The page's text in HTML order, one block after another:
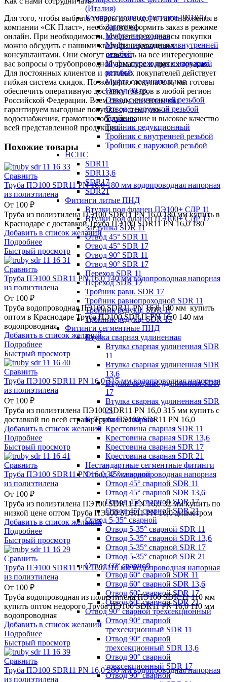
(Италия)
Компрессионные фитинги PN10/16
Заглушка
Муфта переходная
Муфта переходная с внутренней
резьбой
Муфта переходная с наружной
резьбой
Муфта соединительная
Отвод 90 гр.
Отвод с внутренней резьбой
Отвод с наружной резьбой
Тройник
Тройник редукционный
Тройник с внутренней резьбой
Тройник с наружной резьбой
НСПС
SDR11
SDR13,6
SDR17
SDR21
Фитинги литые ПНД
Втулки под фланец ПЭ100+ СДР 11
Втулки под фланец ПЭ100+ СДР 17
Заглушка SDR 11
Отвод 45° SDR 11
Отвод 45° SDR 17
Отвод 90° SDR 11
Отвод 90° SDR 17
Переход SDR 11
Переход SDR 17
Тройник равн. SDR 17
Тройник равнопроходной SDR 11
Тройник редукц. SDR 11
Тройник редукц. SDR 17
Фитинги сегментные ПНД
Втулка сварная удлиненная
Втулка сварная удлиненная SDR
11
Втулка сварная удлиненная SDR
13,6
Втулка сварная удлиненная SDR
17
Втулка сварная удлиненная SDR
21
Крестовина сварная
Крестовина сварная SDR 11
Крестовина сварная SDR 13,6
Крестовина сварная SDR 17
Крестовина сварная SDR 21
Нестандартные сегментные фитинги
Отвод 45° сварной
Отвод 45° сварной SDR 11
Отвод 45° сварной SDR 13,6
Отвод 45° сварной SDR 17
Отвод 45° сварной SDR 21
Отвод 5-35° сварной
Отвод 5-35° сварной SDR 11
Отвод 5-35° сварной SDR 13,6
Отвод 5-35° сварной SDR 17
Отвод 5-35° сварной SDR 21
Отвод 60° сварной
Отвод 60° сварной SDR 11
Отвод 60° сварной SDR 13,6
Отвод 60° сварной SDR 17
Отвод 60° сварной SDR 21
Отвод 90° сварной трехсекционный
Отвод 90° сварной
трехсекционный SDR 11
Отвод 90° сварной
трехсекционный SDR 13,6
Отвод 90° сварной
трехсекционный SDR 17
Отвод 90° сварной
Для того, чтобы выбрать товары для водо- и газоснабжения в
компании «СК Пласт», необходимо оформить заказ в режиме
онлайн. При необходимости, все детали и нюансы покупки
можно обсудить с нашими квалифицированными
консультантами. Они смогут ответить на все интересующие
вас вопросы о трубопроводной арматуре и других товарах.
Для постоянных клиентов и оптовых покупателей действует
гибкая система скидок. По желанию покупателя, мы готовы
обеспечить оперативную доставку товаров в любой регион
Российской Федерации. Всем своим клиентам мы
гарантируем выгодные покупки систем газо- и
водоснабжения, грамотное обслуживание и высокое качество
всей представленной продукции.
Похожие товары
Сравнить
Труба ПЭ100 SDR11 PN 16,0 180 мм водопроводная напорная
из полиэтилена
От 100 ₽
Труба из полиэтилена ПЭ100 SDR11 PN 16,0 180 мм купить в
Краснодаре с доставкой Труба ПЭ100 SDR11 PN 16,0 180
Добавить в список желаний
Подробнее
Быстрый просмотр
Сравнить
Труба ПЭ100 SDR11 PN 16,0 140 мм водопроводная напорная
из полиэтилена
От 100 ₽
Труба водопроводная ПЭ100 SDR11 PN 16,0 140 мм купить
оптом в Краснодаре Труба ПЭ100 SDR11 PN 16,0 140 мм
водопроводная
Добавить в список желаний
Подробнее
Быстрый просмотр
Сравнить
Труба ПЭ100 SDR11 PN 16,0 315 мм водопроводная напорная
из полиэтилена
От 100 ₽
Труба из полиэтилена ПЭ100 SDR11 PN 16,0 315 мм купить с
доставкой по всей стране Труба ПЭ100 SDR11 PN 16,0
Добавить в список желаний
Подробнее
Быстрый просмотр
Сравнить
Труба ПЭ100 SDR11 PN 16,0 32 мм водопроводная напорная
из полиэтилена
От 100 ₽
Труба из полиэтилена ПЭ100 SDR11 PN 16,0 32 мм купить по
низкой цене оптом Труба ПЭ100 SDR11 PN 16,0 диаметром
Добавить в список желаний
Подробнее
Быстрый просмотр
Сравнить
Труба ПЭ100 SDR11 PN 16,0 110 мм водопроводная напорная
из полиэтилена
От 100 ₽
Труба водопроводная из полиэтилена ПЭ100 SDR 11 110 мм
купить оптом недорого Труба ПЭ100 SDR11 PN 16,0 110 мм
водопроводная
Добавить в список желаний
Подробнее
Быстрый просмотр
Сравнить
Труба ПЭ100 SDR11 PN 16,0 280 мм водопроводная напорная
из полиэтилена